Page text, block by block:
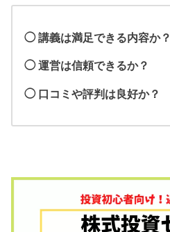
◯ 講義は満足できる内容か？
◯ 運営は信頼できるか？
◯ 口コミや評判は良好か？